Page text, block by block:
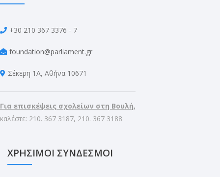
+30 210 367 3376 - 7
foundation@parliament.gr
Σέκερη 1Α, Αθήνα 10671
Για επισκέψεις σχολείων στη Βουλή,
καλέστε: 210. 367 3187, 210. 367 3188
ΧΡΗΣΙΜΟΙ ΣΥΝΔΕΣΜΟΙ